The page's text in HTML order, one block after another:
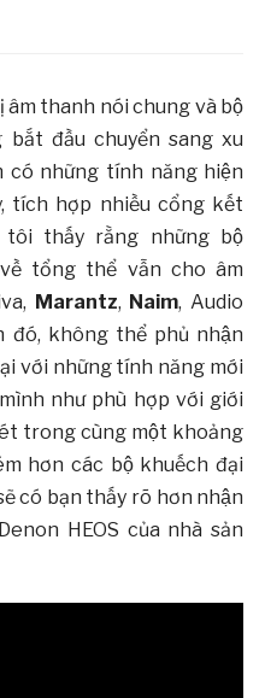
thanh nói chung và bộ
đầu chuyển sang xu
có những tính năng hiện
tích hợp nhiều cổng kết
tôi thấy rằng những bộ
tổng thể vẫn cho âm
Marantz, Naim, Audio
đó, không thể phủ nhận
với những tính năng mới
như phù hợp với giới
trong cùng một khoảng
hơn các bộ khuếch đại
có bạn thấy rõ hơn nhận
HEOS của nhà sản